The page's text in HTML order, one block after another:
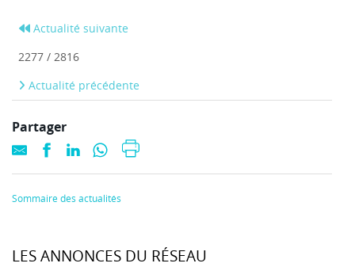
Actualité suivante
2277 / 2816
Actualité précédente
Partager
Sommaire des actualités
LES ANNONCES DU RÉSEAU